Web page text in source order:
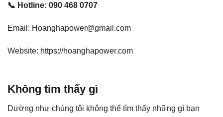
📞 Hotline: 090 468 0707
Email: Hoanghapower@gmail.com
Website: https://hoanghapower.com
Không tìm thấy gì
Dường như chúng tôi không thể tìm thấy những gì bạn